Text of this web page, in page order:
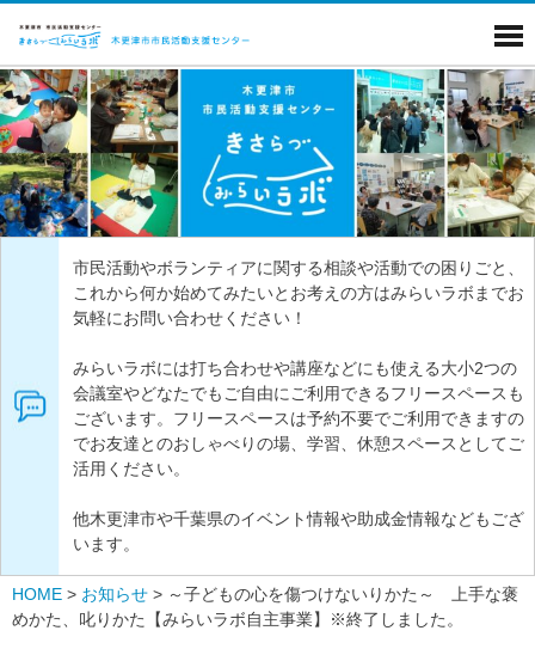
市民活動やボランティアに関する相談や活動での困りごと、
これから何か始めてみたいとお考えの方はみらいラボまでお
気軽にお問い合わせください！
みらいラボには打ち合わせや講座などにも使える大小2つの
会議室やどなたでもご自由にご利用できるフリースペースも
ございます。フリースペースは予約不要でご利用できますの
でお友達とのおしゃべりの場、学習、休憩スペースとしてご
活用ください。
他木更津市や千葉県のイベント情報や助成金情報などもござ
います。
HOME > お知らせ > ～子どもの心を傷つけないりかた～ 上手な褒
めかた、叱りかた【みらいラボ自主事業】※終了しました。